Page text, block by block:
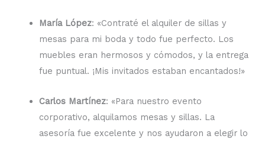
María López: «Contraté el alquiler de sillas y
mesas para mi boda y todo fue perfecto. Los
muebles eran hermosos y cómodos, y la entrega
fue puntual. ¡Mis invitados estaban encantados!»
Carlos Martínez: «Para nuestro evento
corporativo, alquilamos mesas y sillas. La
asesoría fue excelente y nos ayudaron a elegir lo